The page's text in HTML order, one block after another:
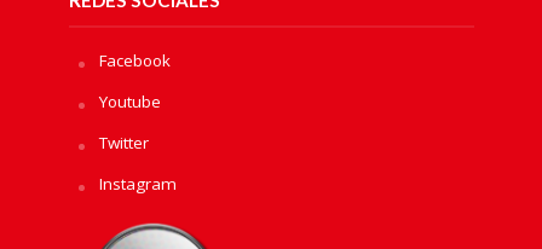
Facebook
Youtube
Twitter
Instagram